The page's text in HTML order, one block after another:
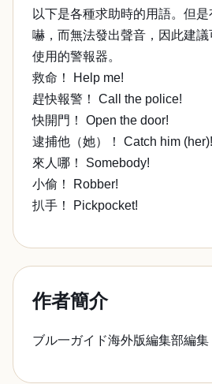
以下是各種求助時的用語。但
嚇，而無法發出聲音，因此建
使用的警報器。
救命！ Help me!
趕快報警！ Call the police!
快開門！ Open the door!
逮捕他（她）！ Catch him (her)!
來人哪！ Somebody!
小偷！ Robber!
扒手！ Pickpocket!
作者簡介
ブル一ガイド海外版編集部編集